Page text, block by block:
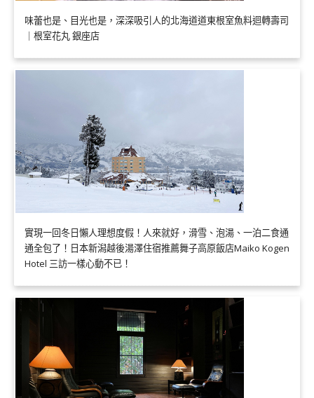
味蕾也是、目光也是，深深吸引人的北海道道東根室魚料迴轉壽司
｜根室花丸 銀座店
實現一回冬日懶人理想度假！人來就好，滑雪、泡湯、一泊二食通
通全包了！日本新潟越後湯澤住宿推薦舞子高原飯店Maiko Kogen
Hotel 三訪一樣心動不已！